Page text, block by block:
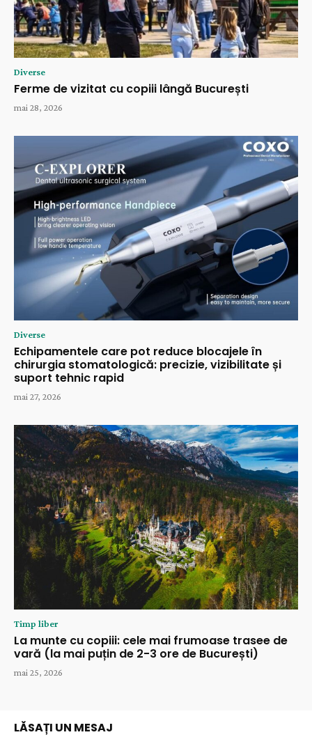
Diverse
Ferme de vizitat cu copiii lângă București
mai 28, 2026
Diverse
Echipamentele care pot reduce blocajele în
chirurgia stomatologică: precizie, vizibilitate și
suport tehnic rapid
mai 27, 2026
Timp liber
La munte cu copiii: cele mai frumoase trasee de
vară (la mai puțin de 2-3 ore de București)
mai 25, 2026
LĂSAȚI UN MESAJ